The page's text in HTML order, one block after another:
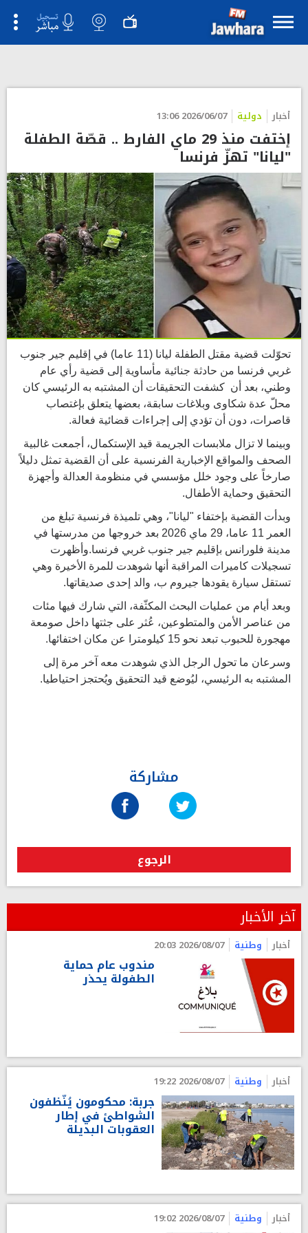
أخبار دولية 2026/06/07 13:06
إختفت منذ 29 ماي الفارط .. قصّة الطفلة
"ليانا" تهزّ فرنسا
تحوّلت قضية مقتل الطفلة ليانا (11 عاما) في إقليم جير جنوب
غربي فرنسا من حادثة جنائية مأساوية إلى قضية رأي عام
وطني، بعد أن كشفت التحقيقات أن المشتبه به الرئيسي كان
محلّ عدة شكاوى وبلاغات سابقة، بعضها يتعلق بإغتصاب
قاصرات، دون أن تؤدي إلى إجراءات قضائية فعالة.
وبينما لا تزال ملابسات الجريمة قيد الإستكمال، أجمعت غالبية
الصحف والمواقع الإخبارية الفرنسية على أن القضية تمثل دليلاً
صارخاً على وجود خلل مؤسسي في منظومة العدالة وأجهزة
التحقيق وحماية الأطفال.
وبدأت القضية بإختفاء "ليانا"، وهي تلميذة فرنسية تبلغ من
العمر 11 عاما، 29 ماي 2026 بعد خروجها من مدرستها في
مدينة فلورانس بإقليم جير جنوب غربي فرنسا.وأظهرت
تسجيلات كاميرات المراقبة أنها شوهدت للمرة الأخيرة وهي
تستقل سيارة يقودها جيروم ب، والد إحدى صديقاتها.
وبعد أيام من عمليات البحث المكثّفة، التي شارك فيها مئات
من عناصر الأمن والمتطوعين، عُثر على جثتها داخل صومعة
مهجورة للحبوب تبعد نحو 15 كيلومترا عن مكان اختفائها.
وسرعان ما تحول الرجل الذي شوهدت معه آخر مرة إلى
المشتبه به الرئيسي، ليُوضع قيد التحقيق ويُحتجز احتياطيا.
مشاركة
الرجوع
آخر الأخبار
أخبار وطنية 2026/08/07 20:03
مندوب عام حماية
الطفولة يحذر
أخبار وطنية 2026/08/07 19:22
جربة: محكومون يُنّظفون
الشواطئ في إطار
العقوبات البديلة
أخبار وطنية 2026/08/07 19:02